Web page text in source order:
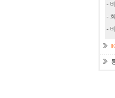
-
-
-